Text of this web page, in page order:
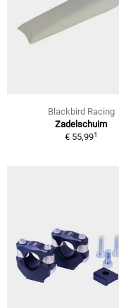
Blackbird Racing
Zadelschuim
€ 55,991